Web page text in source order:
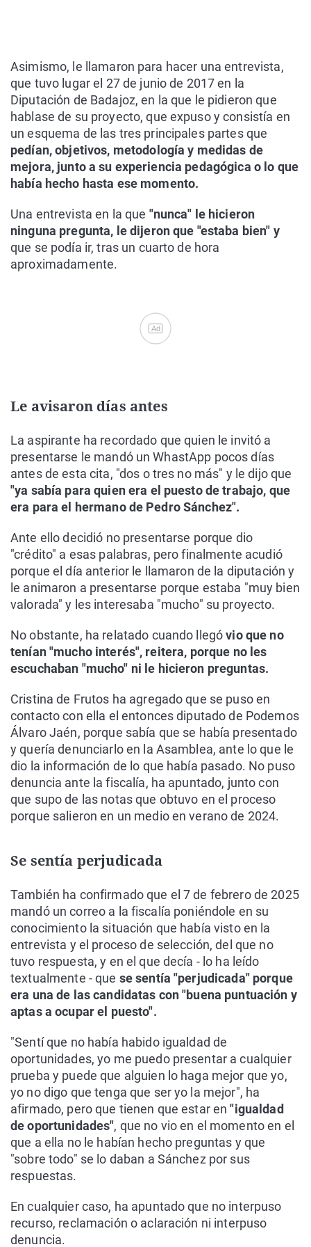
Asimismo, le llamaron para hacer una entrevista,
que tuvo lugar el 27 de junio de 2017 en la
Diputación de Badajoz, en la que le pidieron que
hablase de su proyecto, que expuso y consistía en
un esquema de las tres principales partes que
pedían, objetivos, metodología y medidas de
mejora, junto a su experiencia pedagógica o lo que
había hecho hasta ese momento.
Una entrevista en la que "nunca" le hicieron
ninguna pregunta, le dijeron que "estaba bien" y
que se podía ir, tras un cuarto de hora
aproximadamente.
Ad
Le avisaron días antes
La aspirante ha recordado que quien le invitó a
presentarse le mandó un WhastApp pocos días
antes de esta cita, "dos o tres no más" y le dijo que
"ya sabía para quien era el puesto de trabajo, que
era para el hermano de Pedro Sánchez".
Ante ello decidió no presentarse porque dio
"crédito" a esas palabras, pero finalmente acudió
porque el día anterior le llamaron de la diputación y
le animaron a presentarse porque estaba "muy bien
valorada" y les interesaba "mucho" su proyecto.
No obstante, ha relatado cuando llegóvio que no
tenían "mucho interés", reitera, porque no les
escuchaban "mucho" ni le hicieron preguntas.
Cristina de Frutos ha agregado que se puso en
contacto con ella el entonces diputado de Podemos
Álvaro Jaén, porque sabía que se había presentado
y quería denunciarlo en la Asamblea, ante lo que le
dio la información de lo que había pasado. No puso
denuncia ante la fiscalía, ha apuntado, junto con
que supo de las notas que obtuvo en el proceso
porque salieron en un medio en verano de 2024.
Se sentía perjudicada
También ha confirmado que el 7 de febrero de 2025
mandó un correo a la fiscalía poniéndole en su
conocimiento la situación que había visto en la
entrevista y el proceso de selección, del que no
tuvo respuesta, y en el que decía - lo ha leído
textualmente - que se sentía "perjudicada" porque
era una de las candidatas con "buena puntuación y
aptas a ocupar el puesto".
"Sentí que no había habido igualdad de
oportunidades, yo me puedo presentar a cualquier
prueba y puede que alguien lo haga mejor que yo,
yo no digo que tenga que ser yo la mejor", ha
afirmado, pero que tienen que estar en "igualdad
de oportunidades", que no vio en el momento en el
que a ella no le habían hecho preguntas y que
"sobre todo" se lo daban a Sánchez por sus
respuestas.
En cualquier caso, ha apuntado que no interpuso
recurso, reclamación o aclaración ni interpuso
denuncia.